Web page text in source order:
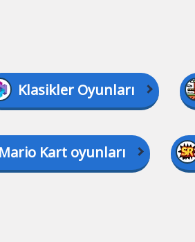
Klasikler Oyunları
Mario Kart oyunları